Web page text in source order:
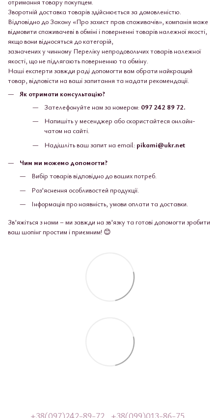
Зворотній доставка товарів здійснюється за домовленістю.
Відповідно до Закону «Про захист прав споживачів», компанія може
відмовити споживачеві в обміні і поверненні товарів належної якості,
якщо вони відносяться до категорій,
зазначених у чинному Переліку непродовольчих товарів належної
якості, що не підлягають поверненню та обміну.
Наші експерти завжди раді допомогти вам обрати найкращий
товар, відповісти на ваші запитання та надати рекомендації.
Як отримати консультацію?
Зателефонуйте нам за номером: 097 242 89 72.
Напишіть у месенджер або скористайтеся онлайн-
чатом на сайті.
Надішліть ваш запит на email: pikami@ukr.net
Чим ми можемо допомогти?
Вибір товарів відповідно до ваших потреб.
Роз’яснення особливостей продукції.
Інформація про наявність, умови оплати та доставки.
Зв’яжіться з нами – ми завжди на зв’язку та готові допомогти зробити
ваш шопінг простим і приємним! 😊
+38(097)242-89-72 +38(099)013-86-75